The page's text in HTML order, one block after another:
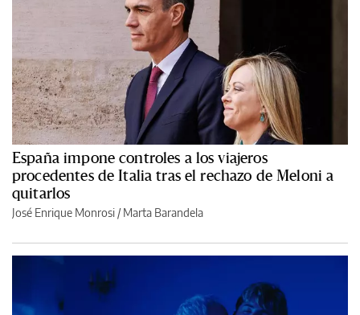
España impone controles a los viajeros
procedentes de Italia tras el rechazo de Meloni a
quitarlos
José Enrique Monrosi / Marta Barandela